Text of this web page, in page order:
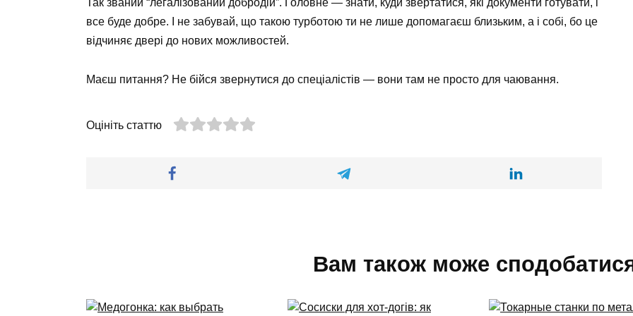
Так званий “легалізований добродій”. Головне — знати, куди звертатися, які документи готувати, і
все буде добре. І не забувай, що такою турботою ти не лише допомагаєш близьким, а і собі, бо це
відчиняє двері до нових можливостей.
Маєш питання? Не бійся звернутися до спеціалістів — вони там не просто для чаювання.
Оцініть статтю
Вам також може